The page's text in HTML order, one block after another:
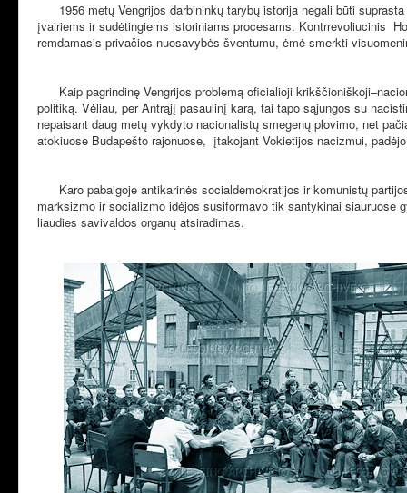
1956 metų Vengrijos darbininkų tarybų istorija negali būti
įvairiems ir sudėtingiems istoriniams procesams. Kontrrevoliucinis
remdamasis privačios nuosavybės šventumu, ėmė smerkti
Kaip pagrindinę Vengrijos problemą oficialioji
politiką. Vėliau, per Antrąjį pasaulinį karą, tai tapo sąjungos su
nepaisant daug metų vykdyto nacionalistų smegenų plovimo, net
atokiuose Budapešto rajonuose, įtakojant Vokietijos nacizmui,
Karo pabaigoje antikarinės socialdemokratijos ir komunistų
marksizmo ir socializmo idėjos susiformavo tik santykinai siauruose
liaudies savivaldos organų atsiradimas.